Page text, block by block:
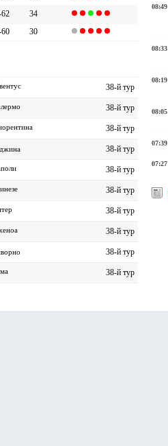
34
30
38-й тур
38-й тур
38-й тур
38-й тур
38-й тур
38-й тур
38-й тур
38-й тур
38-й тур
38-й тур
08:49
08:33
08:19
08:05
07:39
07:27